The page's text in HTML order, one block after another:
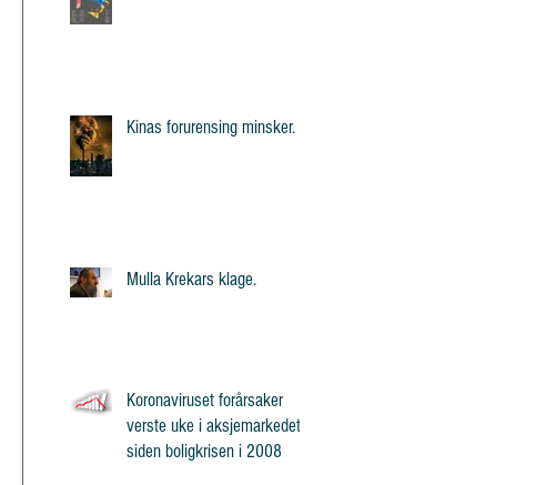
Kinas forurensing minsker.
Mulla Krekars klage.
Koronaviruset forårsaker
verste uke i aksjemarkedet
siden boligkrisen i 2008